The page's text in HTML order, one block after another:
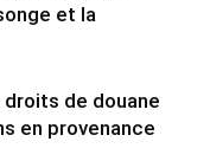
et la
droits de douane
en provenance